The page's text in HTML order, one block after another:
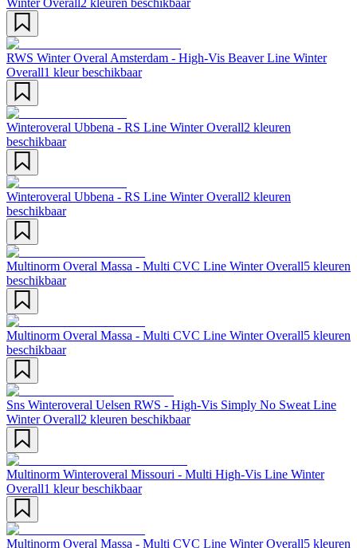
Winter Overall 2 kleuren beschikbaar
RWS Winter Overal Amsterdam - High-Vis Beaver Line Winter
Overall1 kleur beschikbaar
Winteroveral Ubbena - RS Line Winter Overall2 kleuren
beschikbaar
Winteroveral Ubbena - RS Line Winter Overall2 kleuren
beschikbaar
Multinorm Overal Massa - Multi CVC Line Winter Overall5 kleuren
beschikbaar
Multinorm Overal Massa - Multi CVC Line Winter Overall5 kleuren
beschikbaar
Sns Winteroveral Uelsen RWS - High-Vis Simply No Sweat Line
Winter Overall2 kleuren beschikbaar
Multinorm Winteroveral Missouri - Multi High-Vis Line Winter
Overall1 kleur beschikbaar
Multinorm Overal Massa - Multi CVC Line Winter Overall5 kleuren